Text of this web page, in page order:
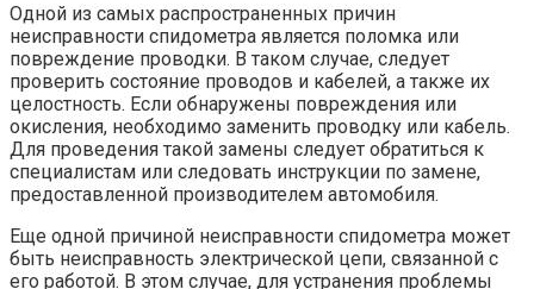
Одной из самых распространенных причин
неисправности спидометра является поломка или
повреждение проводки. В таком случае, следует
проверить состояние проводов и кабелей, а также их
целостность. Если обнаружены повреждения или
окисления, необходимо заменить проводку или кабель.
Для проведения такой замены следует обратиться к
специалистам или следовать инструкции по замене,
предоставленной производителем автомобиля.
Еще одной причиной неисправности спидометра может
быть неисправность электрической цепи, связанной с
его работой. В этом случае, для устранения проблемы